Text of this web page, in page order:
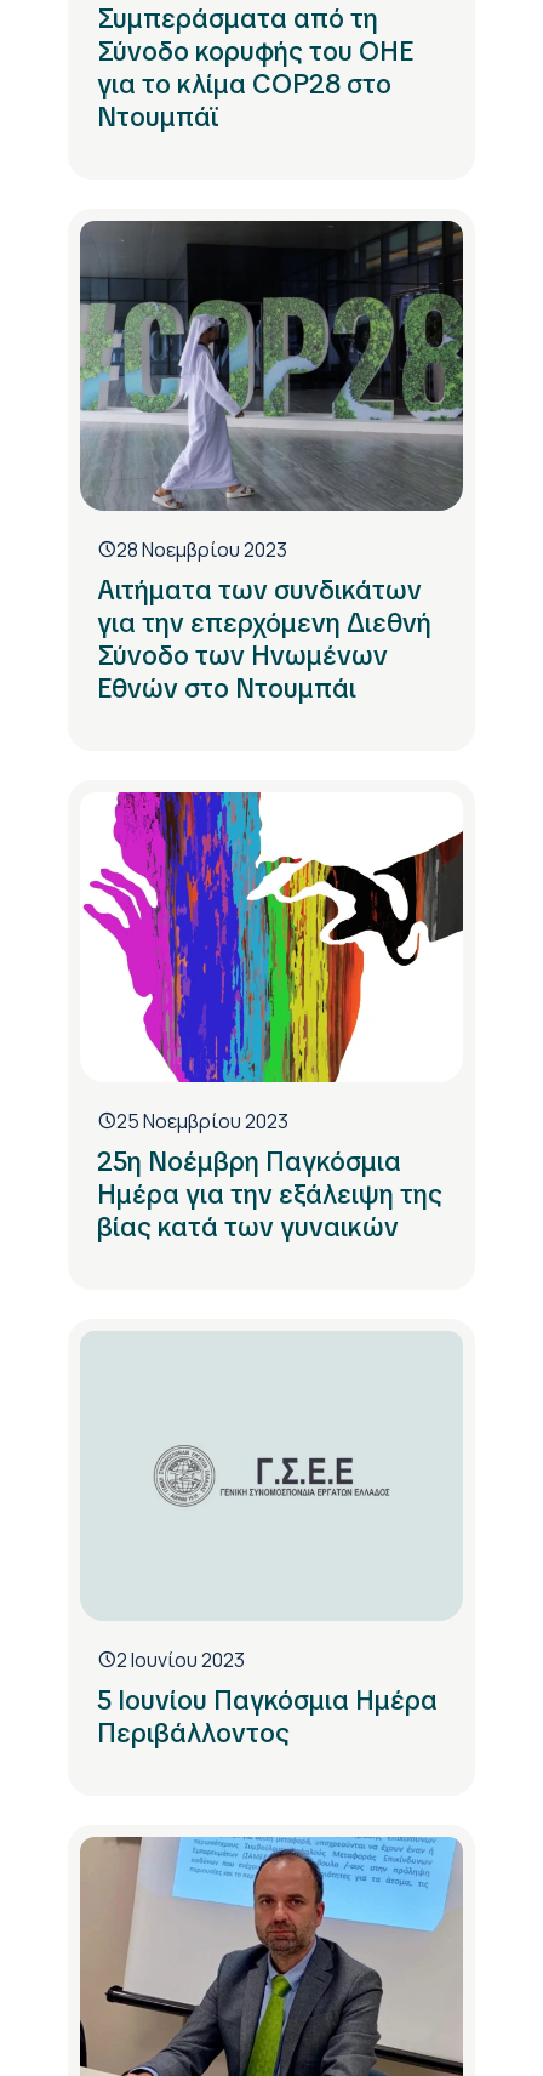
Συμπεράσματα από τη
Σύνοδο κορυφής του ΟΗΕ
για το κλίμα COP28 στο
Ντουμπάϊ
28 Νοεμβρίου 2023
Αιτήματα των συνδικάτων
για την επερχόμενη Διεθνή
Σύνοδο των Ηνωμένων
Εθνών στο Ντουμπάι
25 Νοεμβρίου 2023
25η Νοέμβρη Παγκόσμια
Ημέρα για την εξάλειψη της
βίας κατά των γυναικών
2 Ιουνίου 2023
5 Ιουνίου Παγκόσμια Ημέρα
Περιβάλλοντος